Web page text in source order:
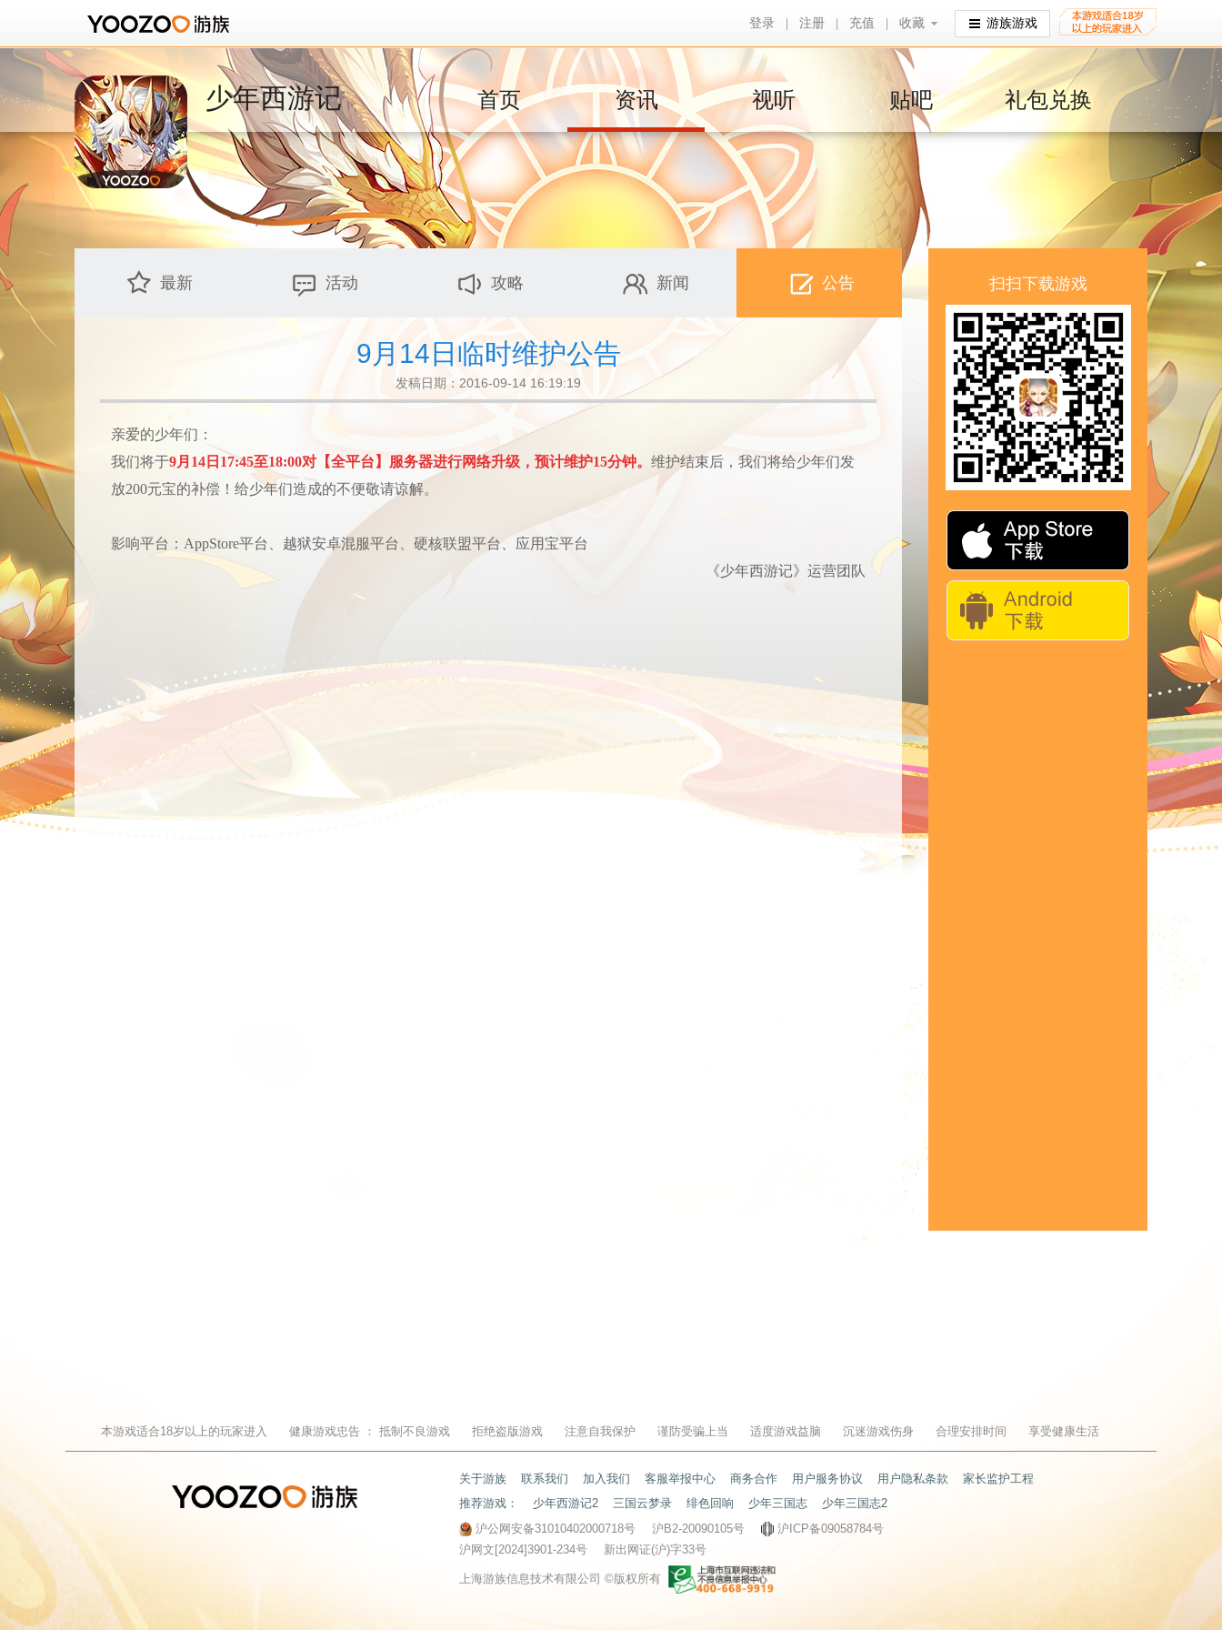
登录 注册 充值 收藏
收藏 游族游戏
少年西游记 首页 资讯 视听 贴吧 礼包兑换
最新 活动 攻略 新闻 公告
9月14日临时维护公告
发稿日期：2016-09-14 16:19:19
亲爱的少年们：
我们将于9月14日17:45至18:00对【全平台】服务器进行网络升级，预计维护15分钟。 维护结束后，我们将给少年们发
放200元宝的补偿！给少年们造成的不便敬请谅解。
影响平台：AppStore平台、越狱安卓混服平台、硬核联盟平台、应用宝平台
《少年西游记》运营团队
扫扫下载游戏
本游戏适合18岁以上的玩家进入 健康游戏忠告 ： 抵制不良游戏 拒绝盗版游戏 注意自我保护 谨防受骗上当 适度游戏益脑 沉迷游戏伤身 合理安排时间 享受健康生活
关于游族 联系我们 加入我们 客服举报中心 商务合作 用户服务协议 用户隐私条款
家长监护工程
推荐游戏：
少年西游记2 三国云梦录 绯色回响 少年三国志
少年三国志2
沪公网安备31010402000718号
沪B2-20090105号
沪ICP备09058784号
沪网文[2024]3901-234号
新出网证(沪)字33号
上海游族信息技术有限公司 ©版权所有